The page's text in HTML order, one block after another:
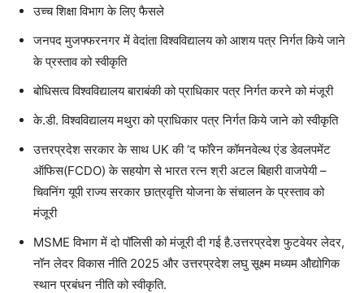
उच्च शिक्षा विभाग के लिए फैसले
जनपद मुजफ्फरनगर में वेदांता विश्वविद्यालय को आशय पत्र निर्गत किये जाने
के प्रस्ताव को स्वीकृति
बोधिसत्व विश्वविद्यालय बाराबंकी को प्राधिकार पत्र निर्गत करने को मंजूरी
के.डी. विश्वविद्यालय मथुरा को प्राधिकार पत्र निर्गत किये जाने को स्वीकृति
उत्तरप्रदेश सरकार के साथ UK की ‘द फॉरेन कॉमनवेल्थ एंड डेवलपमेंट
ऑफिस(FCDO) के सहयोग से भारत रत्न श्री अटल बिहारी वाजपेयी –
चिवनिंग यूपी राज्य सरकार छात्रवृत्ति योजना के संचालन के प्रस्ताव को
मंजूरी
MSME विभाग में दो पॉलिसी को मंजूरी दी गई है.उत्तरप्रदेश फुटवेयर लेदर,
नॉन लेदर विकास नीति 2025 और उत्तरप्रदेश लघु सूक्ष्म मध्यम औद्योगिक
स्थान प्रबंधन नीति को स्वीकृति.